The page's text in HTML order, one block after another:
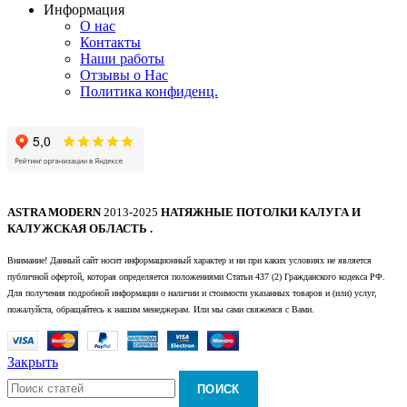
Информация
О нас
Контакты
Наши работы
Отзывы о Нас
Политика конфиденц.
ASTRA MODERN2013-2025 НАТЯЖНЫЕ ПОТОЛКИ КАЛУГА И
КАЛУЖСКАЯ ОБЛАСТЬ .
Внимание! Данный сайт носит информационный характер и ни при каких условиях не является
публичной офертой, которая определяется положениями Статьи 437 (2) Гражданского кодекса РФ.
Для получения подробной информации о наличии и стоимости указанных товаров и (или) услуг,
пожалуйста, обращайтесь к нашим менеджерам. Или мы сами свяжемся с Вами.
Закрыть
ПОИСК